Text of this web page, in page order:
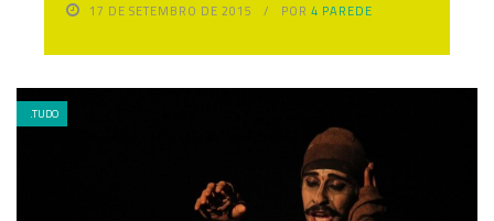
17 DE SETEMBRO DE 2015 POR4 PAREDE
.TUDO